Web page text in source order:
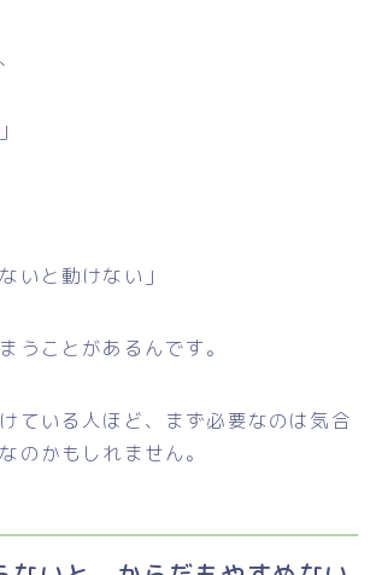
いと動けない」
うことがあるんです。
ている人ほど、まず必要なのは気合
のかもしれません。